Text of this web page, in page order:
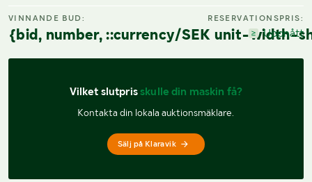
VINNANDE BUD:
{bid, number, ::currency/SEK unit-width-
RESERVATIONSPRIS:
Uppnått
Vilket slutpris skulle din maskin få?
Kontakta din lokala auktionsmäklare.
Sälj på Klaravik